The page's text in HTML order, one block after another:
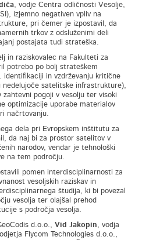
, vodje Centra odličnosti Vesolje,
izjemno negativen vpliv na
pri čemer je izpostavil, da
trkov z odsluženimi deli
postajata tudi strateška.
in raziskovalec na Fakulteti za
potrebo po bolj strateškem
in vzdrževanju kritične
satelitske infrastrukture),
pogoji v vesolju ter visoki
optimizacije uporabe materialov
načrtovanju.
dela pri Evropskem inštitutu za
da naj bi za prostor satelitov v
narodov, vendar je tehnološki
na tem področju.
pomen interdisciplinarnosti za
vesoljskih raziskav in
študija, ki bi povezal
vesolja ter olajšal prehod
s področja vesolja.
d.o.o.,Vid Jakopin, vodja
Flycom Technologies d.o.o.,